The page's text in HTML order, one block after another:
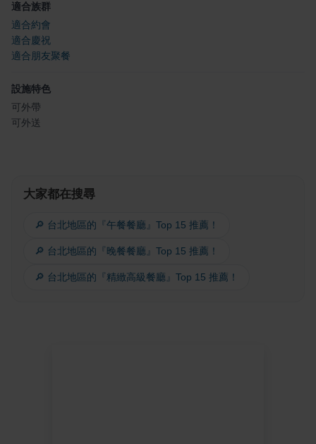
適合族群
適合約會
適合慶祝
適合朋友聚餐
設施特色
可外帶
可外送
大家都在搜尋
🔎 台北地區的『午餐餐廳』Top 15 推薦！
🔎 台北地區的『晚餐餐廳』Top 15 推薦！
🔎 台北地區的『精緻高級餐廳』Top 15 推薦！